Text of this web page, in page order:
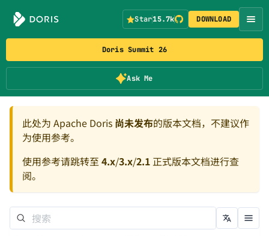
Doris Summit 26
Ask Me
Star15.7k DOWNLOAD
此处为 Apache Doris 尚未发布的版本文档，不建议作
为使用参考。
使用参考请跳转至 4.x/3.x/2.1正式版本文档进行查
阅。